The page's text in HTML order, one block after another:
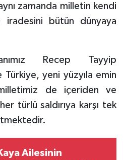
zamanda milletin kendi
bütün dünyaya
Recep Tayyip
Türkiye, yeni yüzyıla emin
de içeriden ve
türlü saldırıya karşı tek
Ailesinin